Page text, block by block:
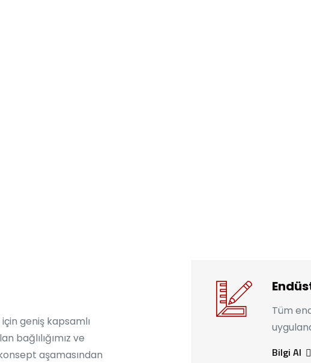
geniş kapsamlı
bağlılığımız ve
aşamasından
Tüm
Bilgi Al